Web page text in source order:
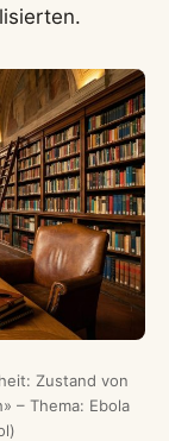
Zustand von
– Thema: Ebola